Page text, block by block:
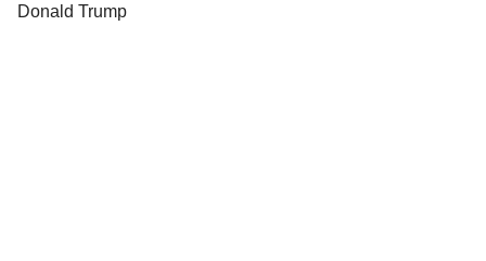
Donald Trump